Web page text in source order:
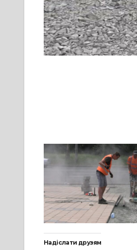
Надіслати друзям